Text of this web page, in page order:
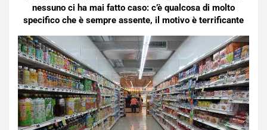
nessuno ci ha mai fatto caso: c’è qualcosa di molto
specifico che è sempre assente, il motivo è terrificante